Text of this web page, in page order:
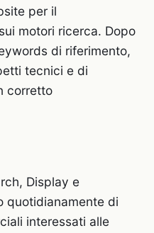
per il
motori ricerca. Dopo
di riferimento,
tecnici e di
corretto
Display e
quotidianamente di
interessati alle